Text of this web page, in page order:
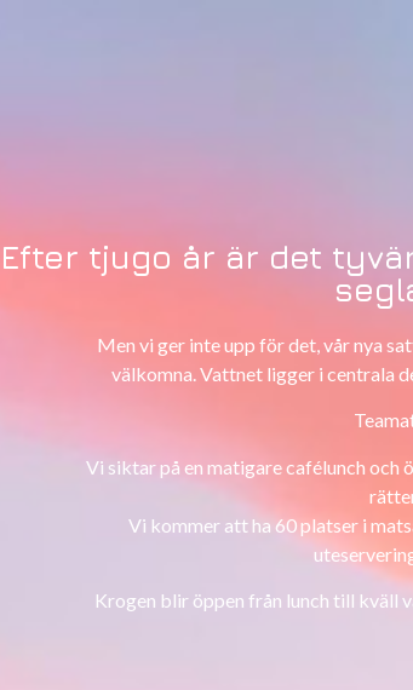
Efter tjugo år är det
Men vi ger inte upp för det, vår nya
välkomna. Vattnet ligger i centrala
Vi siktar på en matigare cafélunch och
Vi kommer att ha 60 platser i
Krogen blir öppen från lunch till kväll